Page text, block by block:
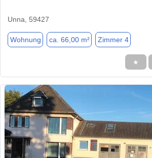
Unna, 59427
Wohnung ca. 66,00 m² Zimmer 4
★